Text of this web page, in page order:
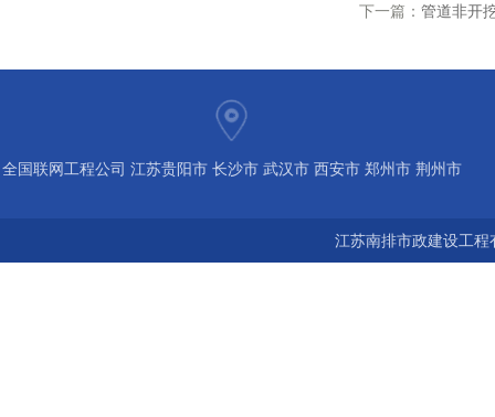
下一篇： 管道非开
全国联网工程公司 江苏贵阳市 长沙市 武汉市 西安市 郑州市 荆州市
江苏南排市政建设工